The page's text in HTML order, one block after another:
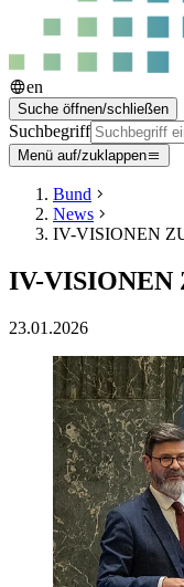
en
Suche öffnen/schließen
Suchbegriff
Menü auf/zuklappen
Bund
News
IV-VISIONEN
IV-VISIONEN
23.01.2026